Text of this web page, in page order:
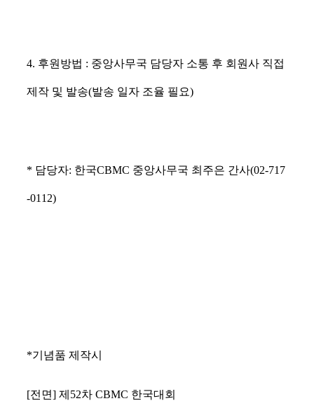
4. 후원방법 : 중앙사무국 담당자 소통 후 회원사 직접
제작 및 발송(발송 일자 조율 필요)
* 담당자: 한국CBMC 중앙사무국 최주은 간사(02-717
-0112)
*기념품 제작시
[전면] 제52차 CBMC 한국대회